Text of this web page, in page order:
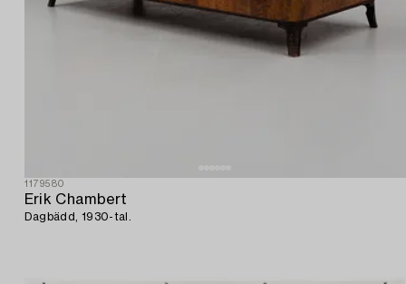
1179580
Erik Chambert
Dagbädd, 1930-tal.